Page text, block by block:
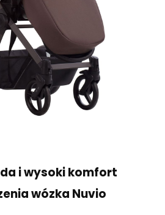
i wysoki komfort
wózka Nuvio